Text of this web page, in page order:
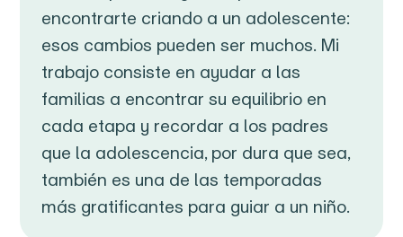
encontrarte criando a un adolescente:
esos cambios pueden ser muchos. Mi
trabajo consiste en ayudar a las
familias a encontrar su equilibrio en
cada etapa y recordar a los padres
que la adolescencia, por dura que sea,
también es una de las temporadas
más gratificantes para guiar a un niño.